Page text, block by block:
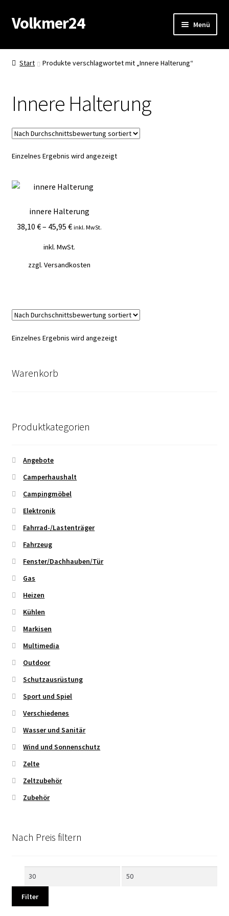
Zur
Navigation
Zum
Inhalt
Volkmer24 Menü
Start
Impressum
Datenschutz
Impressum
Kasse
Mein Konto
Vertrag widerrufen
Start Produkte verschlagwortet mit „Innere Halterung“
Innere Halterung
Einzelnes Ergebnis wird angezeigt
innere Halterung
38,10€– 45,95€ inkl. MwSt.
inkl. MwSt.
zzgl.Versandkosten
Einzelnes Ergebnis wird angezeigt
Warenkorb
Produktkategorien
Angebote
Camperhaushalt
Campingmöbel
Elektronik
Fahrrad-/Lastenträger
Fahrzeug
Fenster/Dachhauben/Tür
Gas
Heizen
Kühlen
Markisen
Multimedia
Outdoor
Schutzausrüstung
Sport und Spiel
Verschiedenes
Wasser und Sanitär
Wind und Sonnenschutz
Zelte
Zeltzubehör
Zubehör
Nach Preis filtern
Min.
Max.
Filter